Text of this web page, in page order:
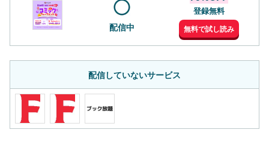
配信中
登録無料
無料で試し読み
配信していないサービス